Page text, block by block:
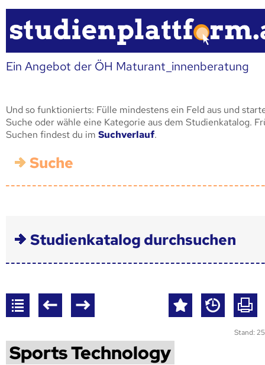
Ein Angebot der ÖH Maturant_innenberatung
Und so funktionierts: Fülle mindestens ein Feld aus und
Suche oder wähle eine Kategorie aus dem Studienkatalog.
Suchen findest du im Suchverlauf.
Suche
Studienkatalog durchsuchen
Stand:
Sports Technology